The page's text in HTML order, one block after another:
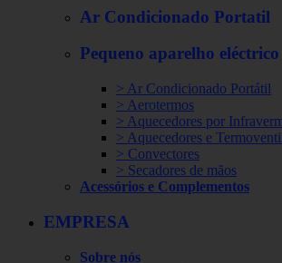
Ar Condicionado Portatil
Pequeno aparelho eléctrico
> Ar Condicionado Portátil
> Aerotermos
> Aquecedores por
> Aquecedores e
> Convectores
> Secadores de mãos
Acessórios e Complementos
EMPRESA
Sobre nós